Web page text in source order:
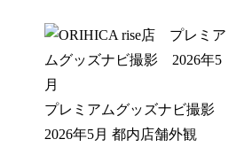
プレミアムグッズナビ撮影
2026年5月 都内店舗外観